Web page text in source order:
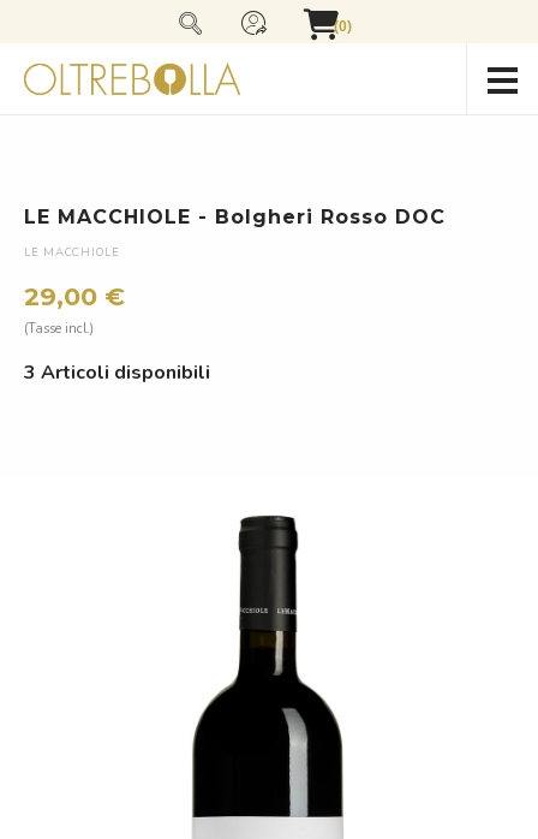
(0)
LE MACCHIOLE - Bolgheri Rosso DOC
LE MACCHIOLE
29,00 €
(Tasse incl.)
3 Articoli disponibili